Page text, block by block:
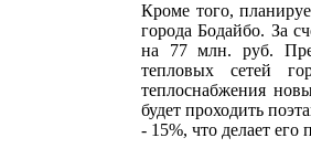
Кроме того,
города Бодайбо. За
на 77 млн. руб.
тепловых сетей
теплоснабжения
будет проходить
- 15%, что делает его